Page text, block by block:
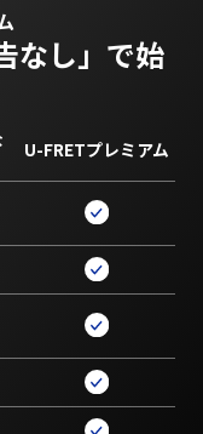
なし」で始
U-FRETプレミアム